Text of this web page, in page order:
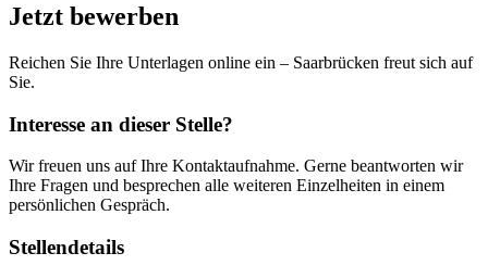
Jetzt bewerben
Reichen Sie Ihre Unterlagen online ein – Saarbrücken freut sich auf
Sie.
Interesse an dieser Stelle?
Wir freuen uns auf Ihre Kontaktaufnahme. Gerne beantworten wir
Ihre Fragen und besprechen alle weiteren Einzelheiten in einem
persönlichen Gespräch.
Stellendetails